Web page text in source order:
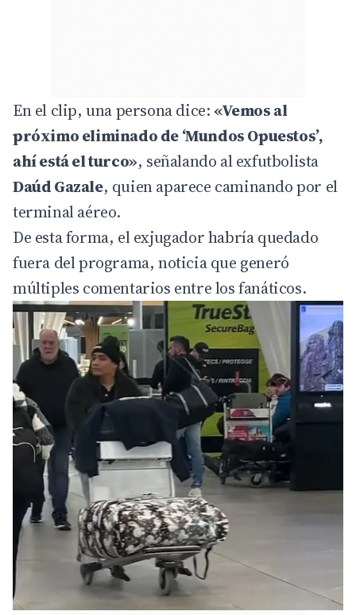
En el clip, una persona dice: «Vemos al
próximo eliminado de ‘Mundos Opuestos’,
ahí está el turco», señalando al exfutbolista
Daúd Gazale, quien aparece caminando por el
terminal aéreo.
De esta forma, el exjugador habría quedado
fuera del programa, noticia que generó
múltiples comentarios entre los fanáticos.